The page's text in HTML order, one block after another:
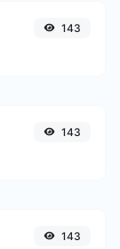
143
143
143